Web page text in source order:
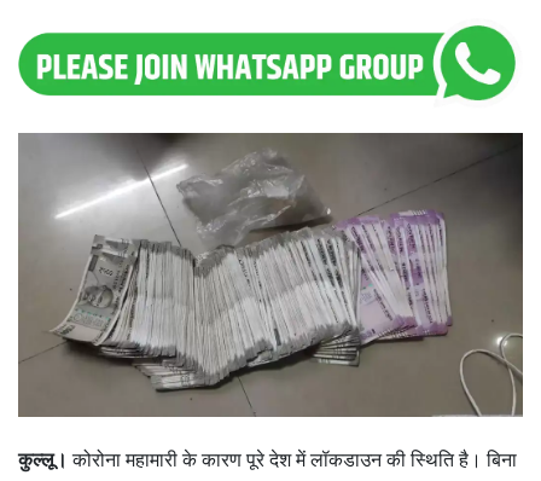
कुल्लू। कोरोना महामारी के कारण पूरे देश में लॉकडाउन की स्थिति है। बिना